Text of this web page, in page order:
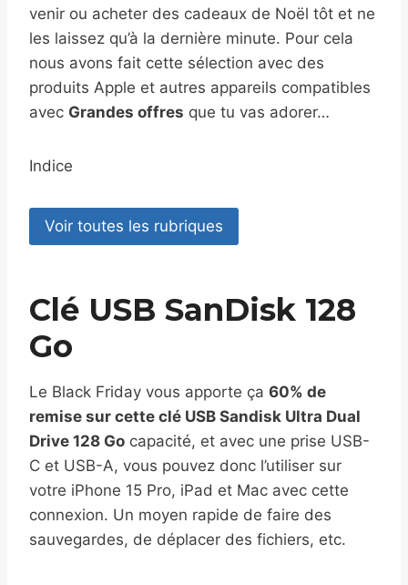
venir ou acheter des cadeaux de Noël tôt et ne
les laissez qu’à la dernière minute. Pour cela
nous avons fait cette sélection avec des
produits Apple et autres appareils compatibles
avec Grandes offres que tu vas adorer…
Indice
Voir toutes les rubriques
Clé USB SanDisk 128
Go
Le Black Friday vous apporte ça 60% de
remise sur cette clé USB Sandisk Ultra Dual
Drive 128 Go capacité, et avec une prise USB-
C et USB-A, vous pouvez donc l’utiliser sur
votre iPhone 15 Pro, iPad et Mac avec cette
connexion. Un moyen rapide de faire des
sauvegardes, de déplacer des fichiers, etc.